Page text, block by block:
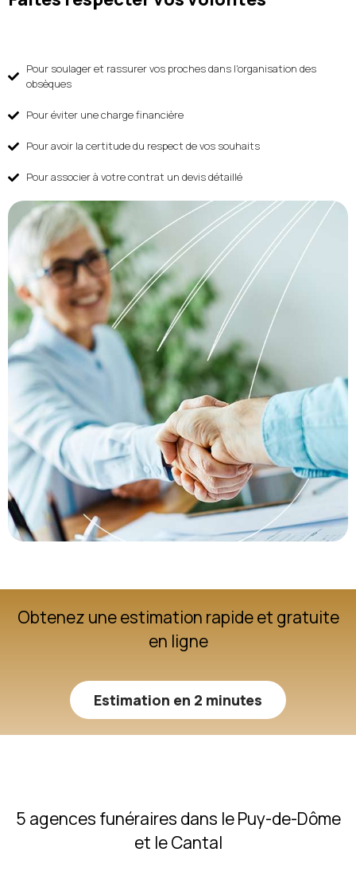
Pour soulager et rassurer vos proches dans l'organisation des
obsèques
Pour éviter une charge financière
Pour avoir la certitude du respect de vos souhaits
Pour associer à votre contrat un devis détaillé
Obtenez une estimation rapide et gratuite
en ligne
Estimation en 2 minutes
5 agences funéraires dans le Puy-de-Dôme
et le Cantal